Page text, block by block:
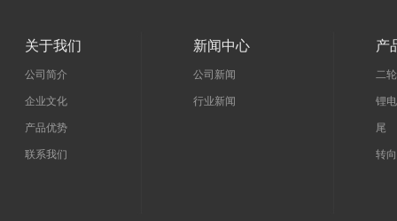
关于我们
公司简介
企业文化
产品优势
联系我们
新闻中心
公司新闻
行业新闻
产
二
锂
尾
转